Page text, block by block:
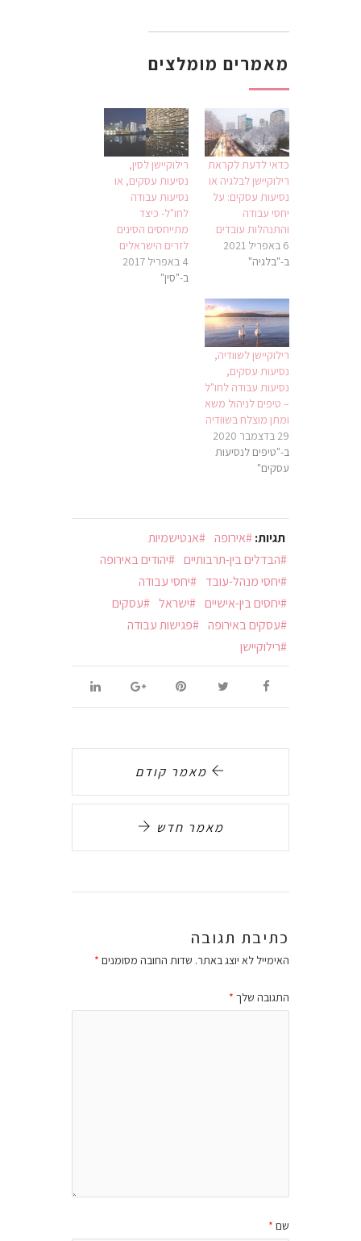
מאמרים מומלצים
כדאי לדעת לקראת
רילוקיישן לבלגיה או
נסיעות עסקים: על
יחסי עבודה
והתנהלות עובדים
6 באפריל 2021
ב-"בלגיה"
רילוקיישן לסין,
נסיעות עסקים, או
נסיעות עבודה
לחו"ל- כיצד
מתייחסים הסינים
לזרים הישראלים
4 באפריל 2017
ב-"סין"
רילוקיישן לשוודיה,
נסיעות עסקים,
נסיעות עבודה לחו"ל
– טיפים לניהול משא
ומתן מוצלח בשוודיה
29 בדצמבר 2020
ב-"טיפים לנסיעות
עסקים"
תגיות: אירופה
אנטישמיות
הבדלים בין-תרבותיים
יהודים באירופה
יחסי מנהל-עובד
יחסי עבודה
יחסים בין-אישיים
ישראל
עסקים
עסקים באירופה
פגישות עבודה
רילוקיישן
מאמר קודם
מאמר חדש
כתיבת תגובה
האימייל לא יוצג באתר. שדות החובה מסומנים *
התגובה שלך *
שם *